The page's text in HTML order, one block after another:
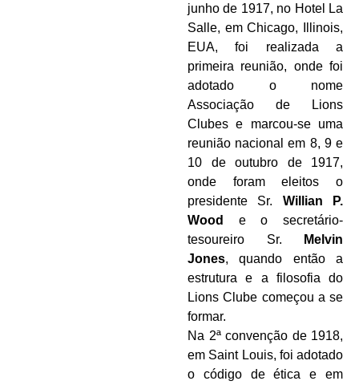
junho de 1917, no Hotel La
Salle, em Chicago, Illinois,
EUA, foi realizada a
primeira reunião, onde foi
adotado o nome
Associação de Lions
Clubes e marcou-se uma
reunião nacional em 8, 9 e
10 de outubro de 1917,
onde foram eleitos o
presidente Sr. Willian P.
Wood
e o secretário-
tesoureiro Sr.
Melvin
Jones, quando então a
estrutura e a filosofia do
Lions Clube começou a se
formar.
Na 2ª convenção de 1918,
em Saint Louis, foi adotado
o código de ética e em